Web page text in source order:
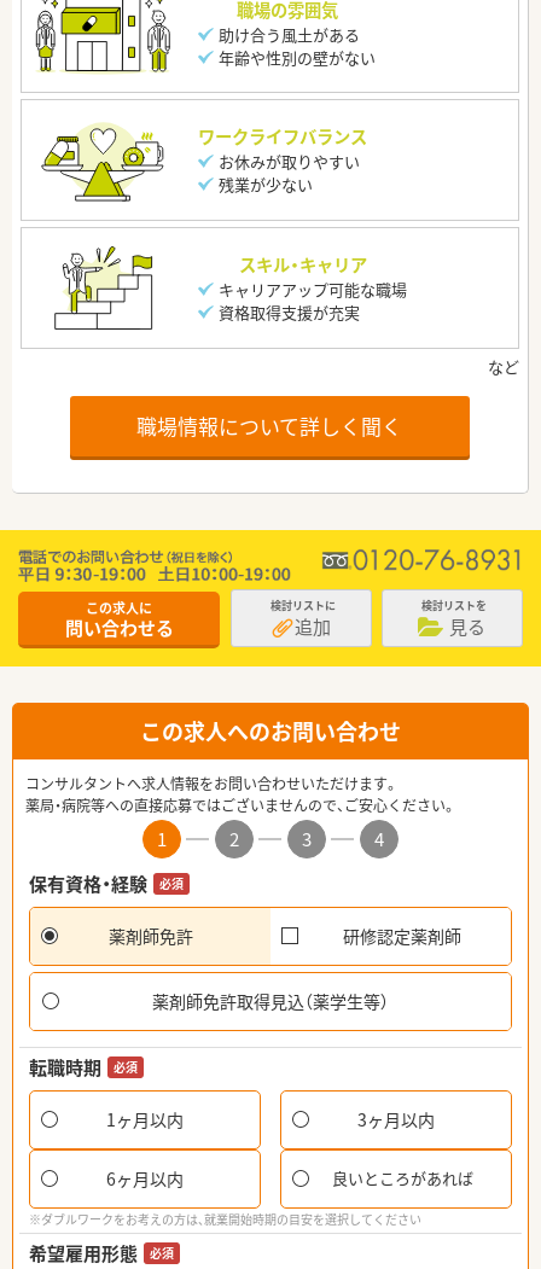
職場の雰囲気
助け合う風土がある
年齢や性別の壁がない
ワークライフバランス
お休みが取りやすい
残業が少ない
スキル・キャリア
キャリアアップ可能な職場
資格取得支援が充実
職場情報について詳しく聞く
この求人に
問い合わせる
検討リストに
追加
検討リストを
見る
この求人へのお問い合わせ
コンサルタントへ求人情報をお問い合わせいただけます。
薬局・病院等への直接応募ではございませんので、ご安心ください。
1 2 3
4
保有資格・経験
必須
薬剤師免許 研修認定薬剤師
薬剤師免許取得見込（薬学生等）
転職時期 必須
1ヶ月以内 3ヶ月以内
6ヶ月以内 良いところがあれば
※ダブルワークをお考えの方は、就業開始時期の目安を選択してください
希望雇用形態 必須